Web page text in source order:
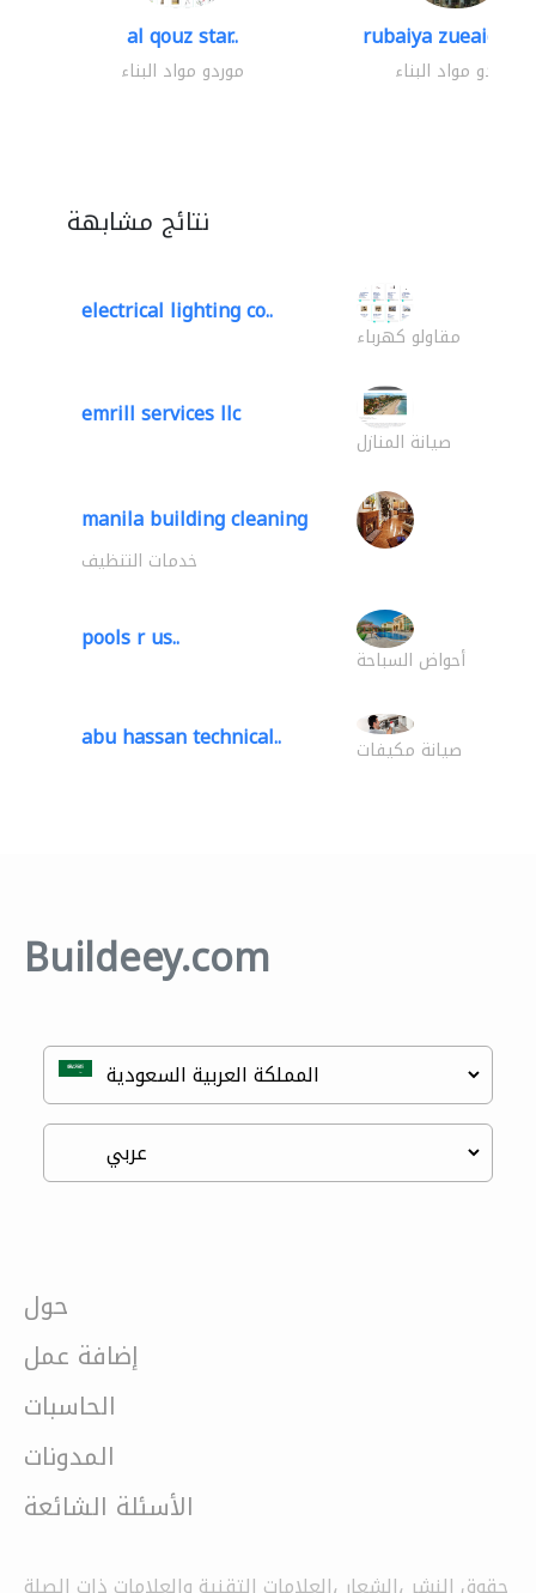
al qouz star..
موردو مواد البناء
rubaiya zueaid
موردو مواد البناء
نتائج مشابهة
electrical lighting co..
مقاولو كهرباء
emrill services llc
صيانة المنازل
manila building cleaning
خدمات التنظيف
pools r us..
أحواض السباحة
abu hassan technical.. صيانة مكيفات
Buildeey.com
حول
إضافة عمل
الحاسبات
المدونات
الأسئلة الشائعة